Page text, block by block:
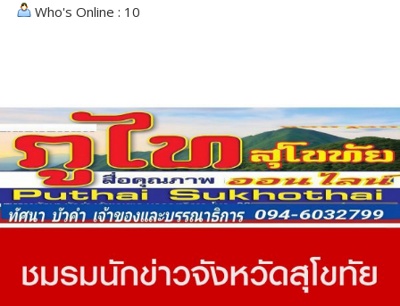
Who's Online : 10